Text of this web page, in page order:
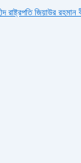
রাষ্ট্রপতি জিয়াউর